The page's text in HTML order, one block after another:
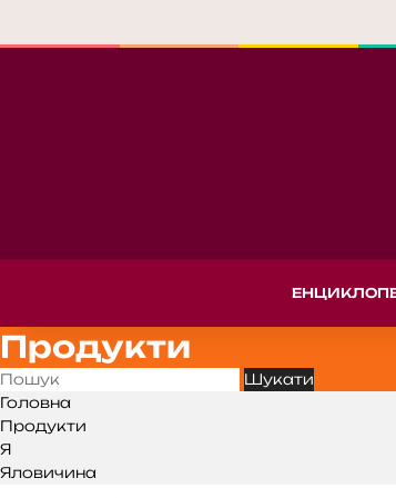
Продукти
Головна
Продукти
Я
Яловичина